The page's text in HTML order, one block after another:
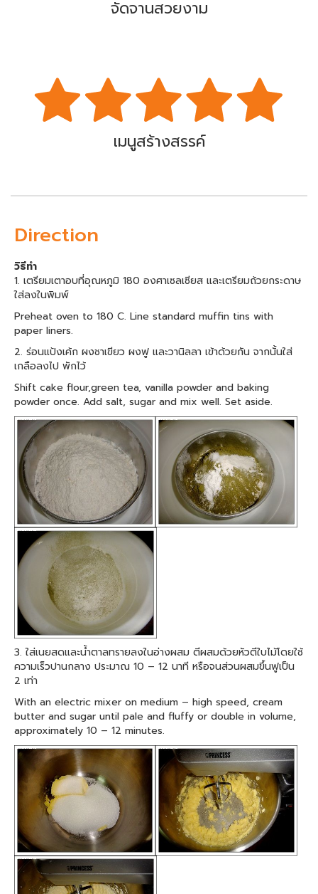
จัดจานสวยงาม
เมนูสร้างสรรค์
Direction
วิธีทำ
1. เตรียมเตาอบที่อุณหภูมิ 180 องศาเซลเซียส และเตรียมถ้วยกระดาษ
ใส่ลงในพิมพ์
Preheat oven to 180 C. Line standard muffin tins with
paper liners.
2. ร่อนแป้งเค้ก ผงชาเขียว ผงฟู และวานิลลา เข้าด้วยกัน จากนั้นใส่
เกลือลงไป พักไว้
Shift cake flour,green tea, vanilla powder and baking
powder once. Add salt, sugar and mix well. Set aside.
3. ใส่เนยสดและน้ำตาลทรายลงในอ่างผสม ตีผสมด้วยหัวตีใบไม้โดยใช้
ความเร็วปานกลาง ประมาณ 10 – 12 นาที หรือจนส่วนผสมขึ้นฟูเป็น
2 เท่า
With an electric mixer on medium – high speed, cream
butter and sugar until pale and fluffy or double in volume,
approximately 10 – 12 minutes.